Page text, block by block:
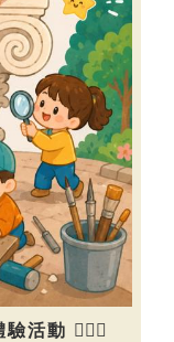
活動 👷🏻‍♀️